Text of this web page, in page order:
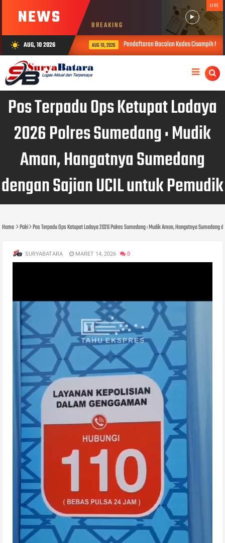
NEWS BREAKING
LIVE
wb_sunny AUG, 10 2026 AUG 10, 2026 Pendaftaran Bacalon Kades Cisampih
Pos Terpadu Ops Ketupat Lodaya
2026 Polres Sumedang : Mudik
Aman, Hangatnya Sumedang
dengan Sajian UCIL untuk Pemudik
Home Polri Pos Terpadu Ops Ketupat Lodaya 2026 Polres Sumedang : Mudik Aman, Hangatnya Sumedang
SURYABATARA MARET 14, 2026 0